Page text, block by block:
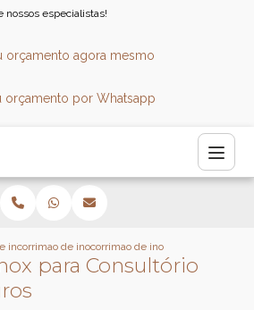
nossos especialistas!
orçamento agora mesmo
orçamento por Whatsapp
inoxcorrimao de inox para escadacorrimao de inox para consultorio
para Consultório